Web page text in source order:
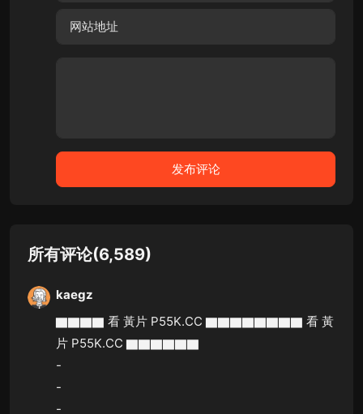
所有评论(6,589)
kaegz
▇▇▇▇ 看 黃片 P55K.CC ▇▇▇▇▇▇▇▇ 看 黃
片 P55K.CC ▇▇▇▇▇▇
-
-
-